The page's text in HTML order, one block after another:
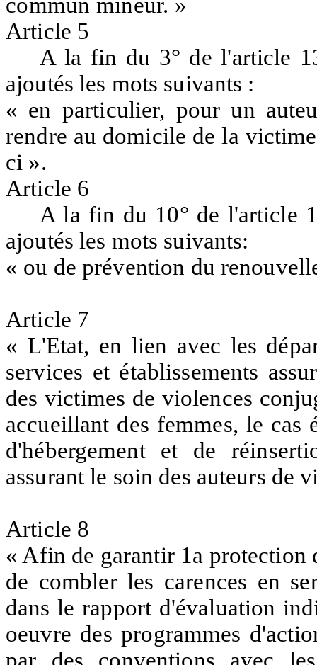
Article 5
A la fin du 3° de l'article
ajoutés les mots suivants :
« en particulier, pour un
rendre au domicile de la
ci ».
Article 6
A la fin du 10° de l'article
ajoutés les mots suivants:
« ou de prévention du
Article 7
« L'Etat, en lien avec les
services et établissements
des victimes de violences
accueillant des femmes, le cas
d'hébergement et de
assurant le soin des auteurs de
Article 8
« Afin de garantir 1a protection
de combler les carences en
dans le rapport d'évaluation
oeuvre des programmes